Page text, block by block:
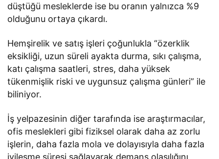
düştüğü mesleklerde ise bu oranın yalnızca %9
olduğunu ortaya çıkardı.
Hemşirelik ve satış işleri çoğunlukla “özerklik
eksikliği, uzun süreli ayakta durma, sıkı çalışma,
katı çalışma saatleri, stres, daha yüksek
tükenmişlik riski ve uygunsuz çalışma günleri” ile
biliniyor.
İş yelpazesinin diğer tarafında ise araştırmacılar,
ofis meslekleri gibi fiziksel olarak daha az zorlu
işlerin, daha fazla mola ve dolayısıyla daha fazla
iyileşme süresi sağlayarak demans olasılığını